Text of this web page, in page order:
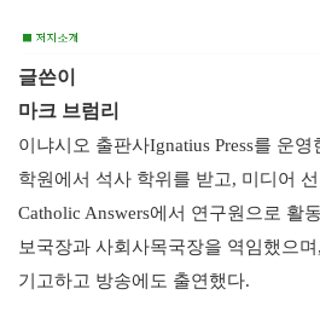
글쓴이
마크 브럼리
이냐시오 출판사Ignatius Press를 운
학원에서 석사 학위를 받고, 미디어
Catholic Answers에서 연구원으로 활
보국장과 사회사목국장을 역임했으
기고하고 방송에도 출연했다.